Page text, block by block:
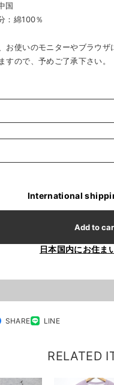
国
：綿100％
お使いのモニターやブラウ
すので、予めご了承下さい。
International
Add to
日本国内にお住ま
SHARE LINE
RELATED